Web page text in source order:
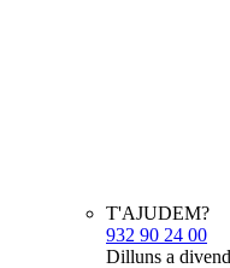
T'AJUDEM?
932 90 24 00
Dilluns a